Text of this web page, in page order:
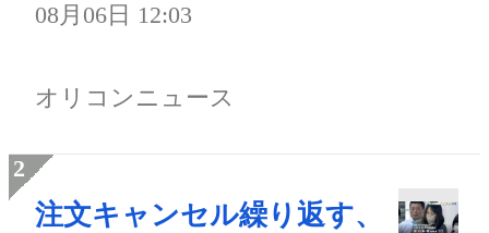
08月06日 12:03
オリコンニュース
注文キャンセル繰り返す、